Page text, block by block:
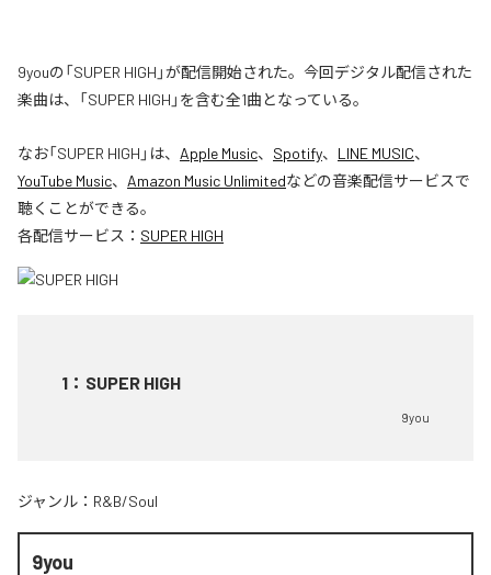
9youの「SUPER HIGH」が配信開始された。今回デジタル配信された
楽曲は、「SUPER HIGH」を含む全1曲となっている。
なお「SUPER HIGH 」は、 Apple Music、 Spotify、 LINE MUSIC、
YouTube Music、 Amazon Music Unlimitedなどの音楽配信サービスで
聴くことができる。
各配信サービス： SUPER HIGH
1 ： SUPER HIGH
9you
ジャンル： R&B/Soul
9you